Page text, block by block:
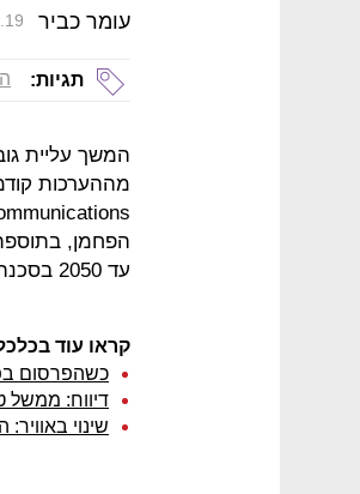
עומר כביר
תגיות:
מההערכות
הפחמן, בתוספת
עד 2050 בסכנה הצפה לפחות פעם בשנה, וחלקן יימחקו מהמפה לגמרי.
קראו עוד
כשהפרסום
דיווח:
שינוי